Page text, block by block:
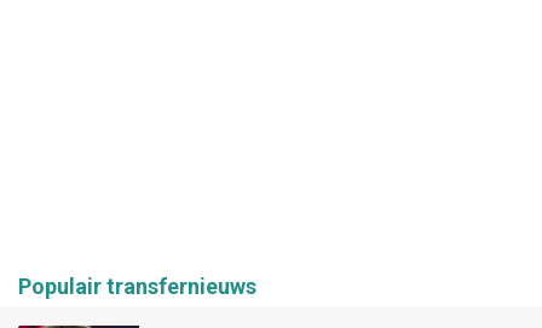
Populair transfernieuws